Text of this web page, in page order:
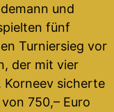
und
fünf
Turniersieg vor
der mit vier
Korneev sicherte
750,– Euro